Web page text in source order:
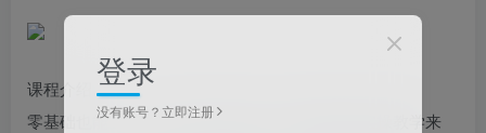
课程介绍
零基础也能上手！AIGC精品仿真人短剧保姆级实操教学来
登录
没有账号？立即注册